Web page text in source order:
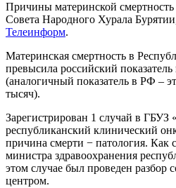
Причины материнской смертность
Совета Народного Хурала
Телеинформ.
Материнская смертность в
превысила российский
(аналогичный показатель в РФ –
тысяч).
Зарегистрирован 1 случай в ГБУЗ
республиканский клинический
причина смерти − патология. Как
министра здравоохранения
этом случае был проведен разбор
центром.